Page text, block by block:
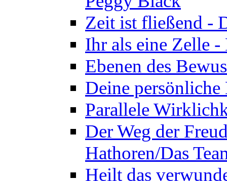
Zeit ist fließend -
Ihr als eine Zelle -
Ebenen des
Deine
Parallele
Der Weg der
Hathoren/Das
Heilt das